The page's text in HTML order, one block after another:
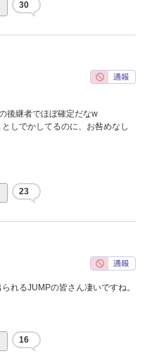
30
後継者でほぼ確定だなw
しでかしてるのに、お咎めなし
23
れるJUMPの皆さん凄いですね。
16